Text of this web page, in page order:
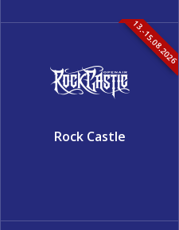
13.-15.08.2026
Rock Castle